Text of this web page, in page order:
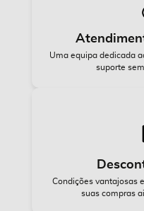
Uma equipa dedicada
suporte
Condições vantajosas
suas compras